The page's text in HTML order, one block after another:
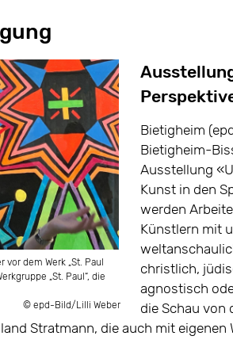
dem Werk „St. Paul
„St. Paul“, die
© epd-Bild/Lilli Weber
Bietigheim
Bietigheim-
Ausstellung
Kunst in den
werden
Künstlern mit
christlich,
agnostisch
die Schau von
Stratmann, die auch mit eigenen